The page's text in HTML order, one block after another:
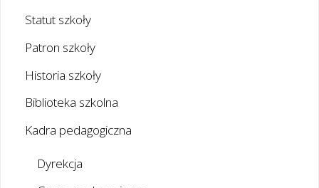
Statut szkoły
Patron szkoły
Historia szkoły
Biblioteka szkolna
Kadra pedagogiczna
Dyrekcja